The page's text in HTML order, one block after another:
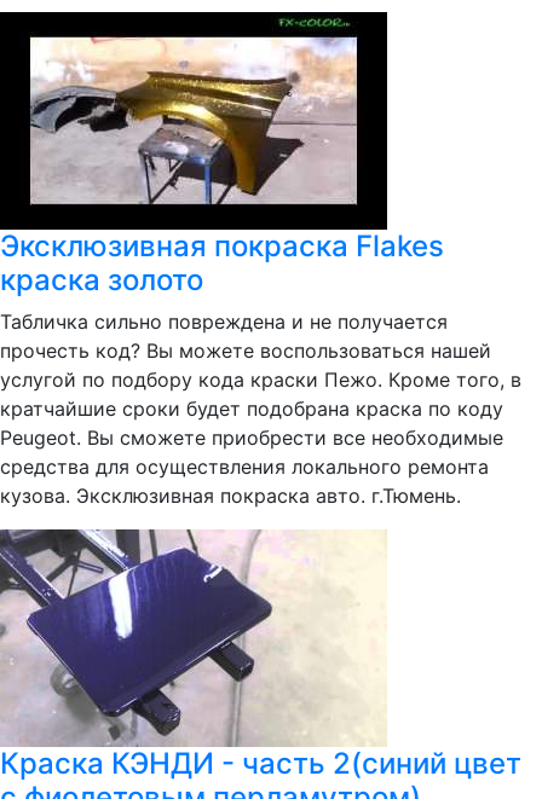
Эксклюзивная покраска Flakes
краска золото
Табличка сильно повреждена и не получается
прочесть код? Вы можете воспользоваться нашей
услугой по подбору кода краски Пежо. Кроме того, в
кратчайшие сроки будет подобрана краска по коду
Peugeot. Вы сможете приобрести все необходимые
средства для осуществления локального ремонта
кузова. Эксклюзивная покраска авто. г.Тюмень.
Краска КЭНДИ - часть 2(синий цвет